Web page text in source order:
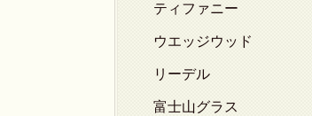
ティファニー
ウエッジウッド
リーデル
富士山グラス